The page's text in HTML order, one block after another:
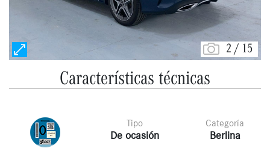
2 / 15
Características técnicas
Tipo
De ocasión
Categoría
Berlina